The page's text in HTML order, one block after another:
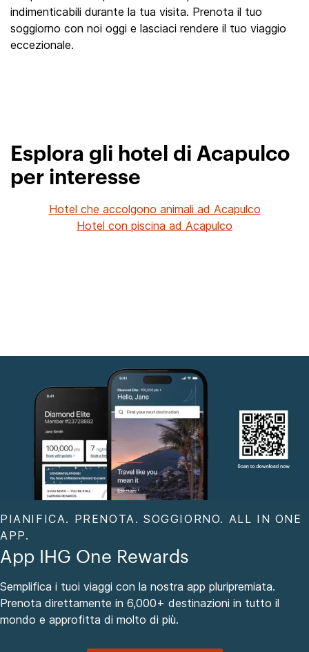
indimenticabili durante la tua visita. Prenota il tuo
soggiorno con noi oggi e lasciaci rendere il tuo viaggio
eccezionale.
Esplora gli hotel di Acapulco
per interesse
Hotel che accolgono animali ad Acapulco
Hotel con piscina ad Acapulco
PIANIFICA. PRENOTA. SOGGIORNO. ALL IN ONE
APP.
App IHG One Rewards
Semplifica i tuoi viaggi con la nostra app pluripremiata.
Prenota direttamente in 6,000+ destinazioni in tutto il
mondo e approfitta di molto di più.